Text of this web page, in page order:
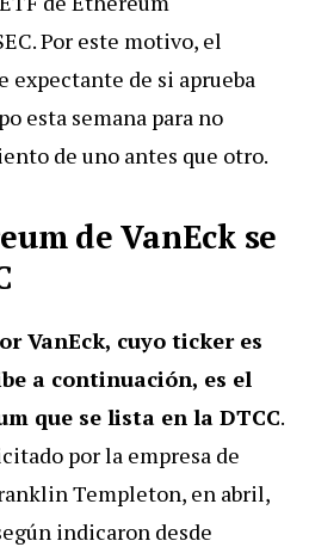
Por este motivo, el
expectante de si aprueba
esta semana para no
de uno antes que otro.
de VanEck se
VanEck, cuyo ticker es
a continuación, es el
que se lista en la DTCC.
por la empresa de
Templeton, en abril,
indicaron desde